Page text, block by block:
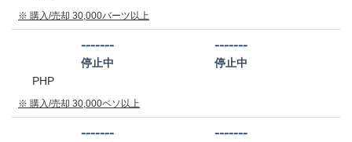
※ 購入/売却 30,000バーツ以上
PHP
-------
停止中
-------
停止中
※ 購入/売却 30,000ペソ以上
------- -------